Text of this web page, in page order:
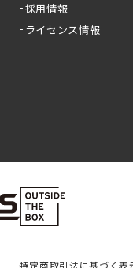
採用情報
ライセンス情報
特定商取引法に基づく表